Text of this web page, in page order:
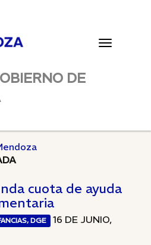
Toggle
DE
cuota de ayuda
DGE
16 DE JUNIO,